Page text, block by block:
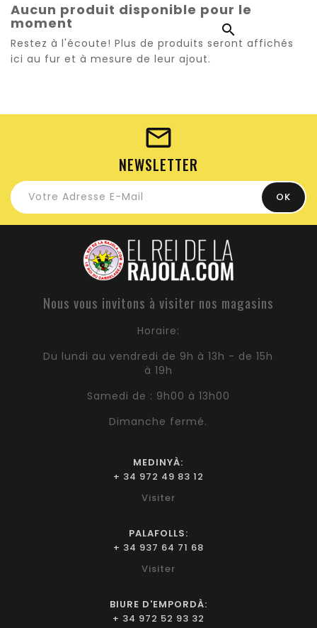
Aucun produit disponible pour le
moment
Restez à l'écoute! Plus de produits seront affichés
ici au fur et à mesure de leur ajout.
NEWSLETTER
Nous vous invitons à visiter nos magasins
Horaire:
Du lundi au vendredi de 9h à 13h - de 15h
à 19h
Samedi de : 9h00 à 13h00
Dimanche fermé.
MEDINYÀ:
+ 34 972 49 83 12
Visiter
PALAFOLLS:
+ 34 937 64 71 68
Visiter
BIURE D'EMPORDÀ:
+ 34 972 52 93 32